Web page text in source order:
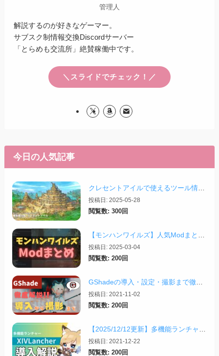
管理人
解説するのが好きなゲーマー。
サブスク制情報交換Discordサーバー
「とらめも交流所」絶賛稼働中です。
＼スライドでチェック！／
今日の人気記事
投稿日: 2025-05-28
閲覧数: 300回
投稿日: 2025-03-04
閲覧数: 200回
投稿日: 2021-11-02
閲覧数: 200回
投稿日: 2021-12-22
閲覧数: 200回